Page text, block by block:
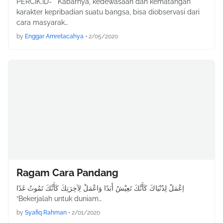
karakter kepribadian suatu bangsa, bisa diobservasi dari
cara masyarak…
by Enggar Amretacahya • 2/05/2020
Ragam Cara Pandang
اِعْمَلْ لِدُنْيَاكَ كَأَنَّكَ تَعِيْشُ أَبَدًا وَاعْمَلْ لِآخِرَتِكَ كَأَنَّكَ تَمُوتُ غَدًا
“Bekerjalah untuk duniam…
by Syafiq Rahman • 2/01/2020